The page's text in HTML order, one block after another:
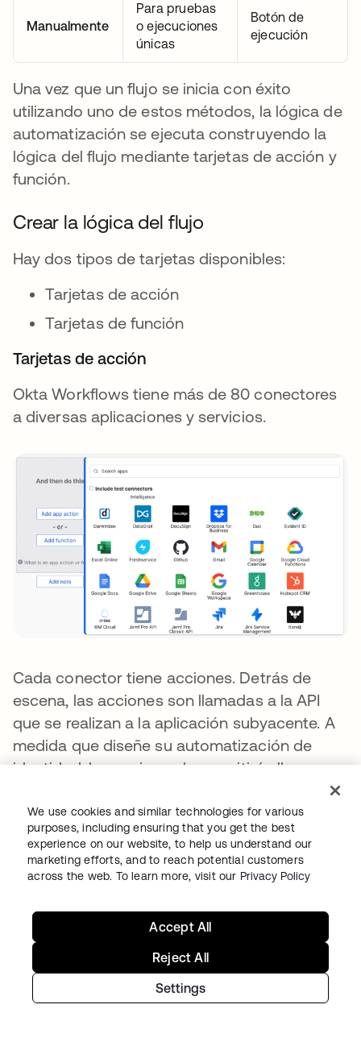
Manualmente
Para pruebas
o ejecuciones
únicas
Botón de
ejecución
Una vez que un flujo se inicia con éxito
utilizando uno de estos métodos, la lógica de
automatización se ejecuta construyendo la
lógica del flujo mediante tarjetas de acción y
función.
Crear la lógica del flujo
Hay dos tipos de tarjetas disponibles:
Tarjetas de acción
Tarjetas de función
Tarjetas de acción
Okta Workflows tiene más de 80 conectores
a diversas aplicaciones y servicios.
Cada conector tiene acciones. Detrás de
escena, las acciones son llamadas a la API
que se realizan a la aplicación subyacente. A
medida que diseñe su automatización de
identidad, las acciones le permitirán llamar a
otras aplicaciones. Por ejemplo, cuando cree
un nuevo grupo en Okta, también podrá
enviar un correo electrónico utilizando el
conector de Office 365 y enviar un mensaje a
Slack utilizando el conector de Slack.
Si encuentra una API para la que no hay un
conector prediseñado, puede usar la tarjeta
de función del conector de la API para
conectarse a cualquier API de su elección.
We use cookies and similar technologies for various
purposes, including ensuring that you get the best
experience on our website, to help us understand our
marketing efforts, and to reach potential customers
across the web. To learn more, visit our Privacy Policy
Settings
Reject All
Accept All